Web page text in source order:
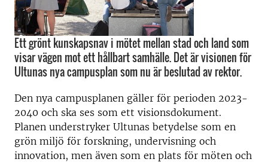
Ett grönt kunskapsnav i mötet mellan stad och land som
visar vägen mot ett hållbart samhälle. Det är visionen för
Ultunas nya campusplan som nu är beslutad av rektor.
Den nya campusplanen gäller för perioden 2023-
2040 och ska ses som ett visionsdokument.
Planen understryker Ultunas betydelse som en
grön miljö för forskning, undervisning och
innovation, men även som en plats för möten och